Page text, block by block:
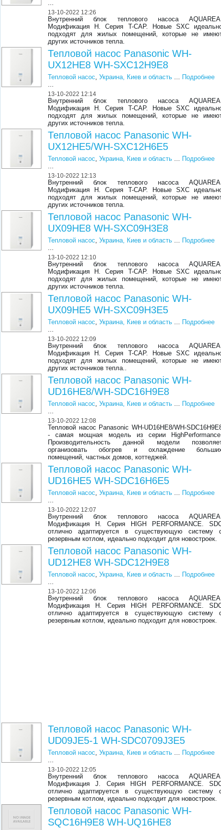
...
13-10-2022 12:26
Внутренний блок теплового насоса
Модификация Н. Серия T-CAP. Новые SXC
подходят для жилых помещений, которые не
других источников тепла.
Тепловой насос Panasonic WH-
UX12HE8 WH-SXC12H9E8
Тепловой насос,Украина, Киев и область ... Подробнее
...
13-10-2022 12:14
Внутренний блок теплового насоса
Модификация Н. Серия T-CAP. Новые SXC
подходят для жилых помещений, которые не
других источников тепла.
Тепловой насос Panasonic WH-
UX12HE5/WH-SXC12H6E5
Тепловой насос,Украина, Киев и область ... Подробнее
...
13-10-2022 12:13
Внутренний блок теплового насоса
Модификация Н. Серия T-CAP. Новые SXC
подходят для жилых помещений, которые не
других источников тепла.
Тепловой насос Panasonic WH-
UX09HE8 WH-SXC09H3E8
Тепловой насос,Украина, Киев и область ... Подробнее
...
13-10-2022 12:10
Внутренний блок теплового насоса
Модификация Н. Серия T-CAP. Новые SXC
подходят для жилых помещений, которые не
других источников тепла.
Тепловой насос Panasonic WH-
UX09HE5 WH-SXC09H3E5
Тепловой насос,Украина, Киев и область ... Подробнее
...
13-10-2022 12:09
Внутренний блок теплового насоса
Модификация Н. Серия T-CAP. Новые SXC
подходят для жилых помещений, которые не
других источников тепла..
Тепловой насос Panasonic WH-
UD16HE8/WH-SDC16H9E8
Тепловой насос,Украина, Киев и область ... Подробнее
...
13-10-2022 12:08
Тепловой насос Panasonic WH-UD16HE8/WH-
- самая мощная модель из серии
Производительность данной модели
организовать обогрев и охлаждение
помещений, частных домов, коттеджей.
Тепловой насос Panasonic WH-
UD16HE5 WH-SDC16H6E5
Тепловой насос,Украина, Киев и область ... Подробнее
...
13-10-2022 12:07
Внутренний блок теплового насоса
Модификация Н. Серия HIGH PERFORMANCE.
отлично адаптируется в существующую систему
резервным котлом, идеально подходит для новостроек.
Тепловой насос Panasonic WH-
UD12HE8 WH-SDC12H9E8
Тепловой насос,Украина, Киев и область ... Подробнее
...
13-10-2022 12:06
Внутренний блок теплового насоса
Модификация Н. Серия HIGH PERFORMANCE.
отлично адаптируется в существующую систему
резервным котлом, идеально подходит для новостроек.
Тепловой насос Panasonic WH-
UD09JE5-1 WH-SDC0709J3E5
Тепловой насос,Украина, Киев и область ... Подробнее
...
13-10-2022 12:05
Внутренний блок теплового насоса
Модификация J. Серия HIGH PERFORMANCE.
отлично адаптируется в существующую систему
резервным котлом, идеально подходит для новостроек.
Тепловой насос Panasonic WH-
SQC16H9E8 WH-UQ16HE8